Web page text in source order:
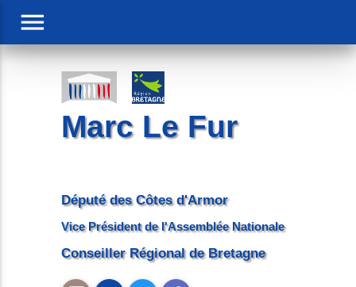
Marc Le Fur
Député des Côtes d'Armor
Vice Président de l'Assemblée Nationale
Conseiller Régional de Bretagne
menu